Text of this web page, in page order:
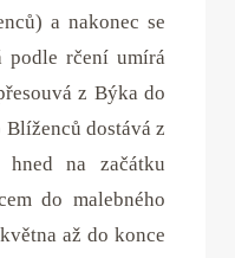
a nakonec se
podle rčení umírá
z Býka do
Blíženců dostává z
na začátku
do malebného
až do konce